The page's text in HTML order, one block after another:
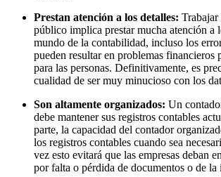
Prestan atención a los detalles:
público implica prestar mucha atención a
mundo de la contabilidad, incluso los
pueden resultar en problemas financieros
para las personas. Definitivamente, es
cualidad de ser muy minucioso con los
Son altamente organizados: Un
debe mantener sus registros contables
parte, la capacidad del contador
los registros contables cuando sea
vez esto evitará que las empresas deban
por falta o pérdida de documentos o de